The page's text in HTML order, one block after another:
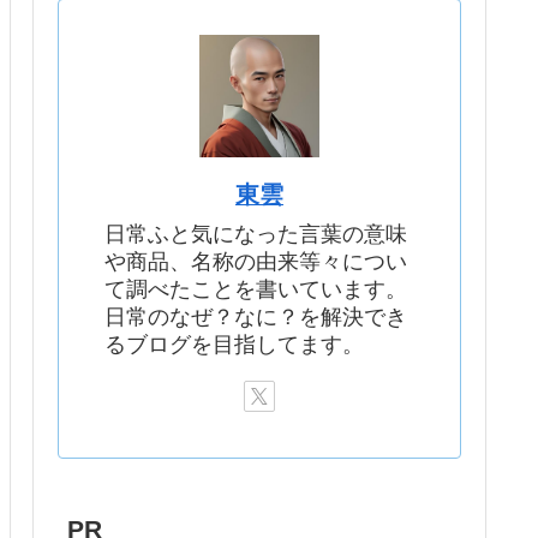
東雲
日常ふと気になった言葉の意味
や商品、名称の由来等々につい
て調べたことを書いています。
日常のなぜ？なに？を解決でき
るブログを目指してます。
PR